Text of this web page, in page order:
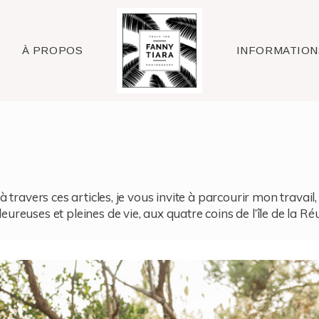
À PROPOS Raleigh
ces articles, je vous invite à parcourir mon travail,
et pleines de vie, aux quatre coins de l’île de la